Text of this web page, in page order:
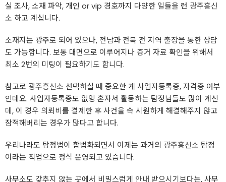
실 조사, 소재 파악, 개인 or vip 경호까지 다양한 일들을 런 광주흥신
소 하고 계십니다.
소재지는 광주로 되어 있으나, 전남과 전북 전 지역 출장을 통한 상담
도 가능합니다. 보통 대면으로 이루어지나 증거 자료 확인을 위해서
최소 2번의 미팅이 필요하기도 합니다.
참고로 광주흥신소 선택하실 때 중요한 게 사업자등록증, 자격증 여부
인데요. 사업자등록증도 없잉 혼자서 활동하는 탐정님들도 많이 계신
데, 이 경우 의뢰비를 결제한 후 사건을 속 시원하게 해결해주지 않고
잠적해버리는 경우가 많다고 합니다.
우리나라도 탐정법이 합법화되면서 이제는 과거의 광주흥신소 탐정
이라는 직업으로 정식 운영되고 있습니다.
사무소도 갖추지 않는 곳에서 비밀스럽게 안내 받으시기보다는, 사무